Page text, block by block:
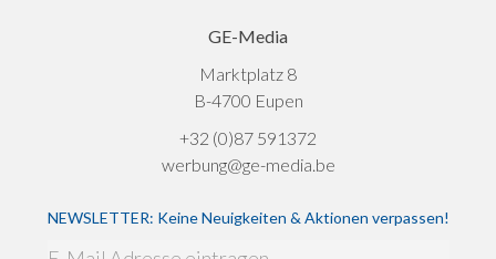
GE-Media
Marktplatz 8
B-4700 Eupen
+32 (0)87 591372
werbung@ge-media.be
NEWSLETTER: Keine Neuigkeiten & Aktionen verpassen!